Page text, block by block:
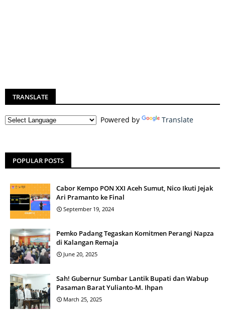
TRANSLATE
Powered by Translate
POPULAR POSTS
Cabor Kempo PON XXI Aceh Sumut, Nico Ikuti Jejak
Ari Pramanto ke Final
September 19, 2024
Pemko Padang Tegaskan Komitmen Perangi Napza
di Kalangan Remaja
June 20, 2025
Sah! Gubernur Sumbar Lantik Bupati dan Wabup
Pasaman Barat Yulianto-M. Ihpan
March 25, 2025